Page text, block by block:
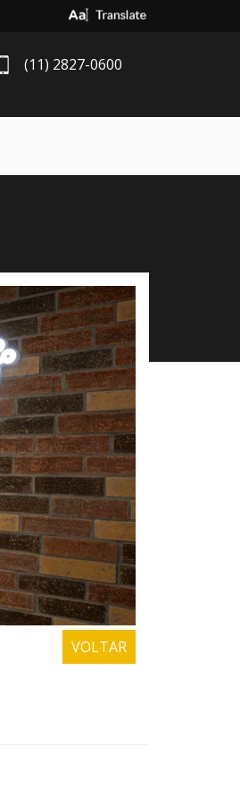
Select Language
(11) 2827-0600
VOLTAR